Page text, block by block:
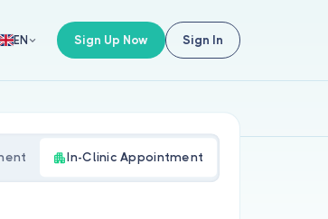
EN Sign Up Now Sign In
In-Clinic Appointment